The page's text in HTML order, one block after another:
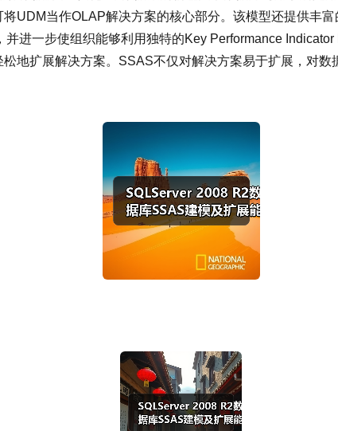
UDM当作OLAP解决方案的核心部分。该模型还提供丰
并进一步使组织能够利用独特的Key Performance
松地扩展解决方案。SSAS不仅对解决方案易于扩展，对